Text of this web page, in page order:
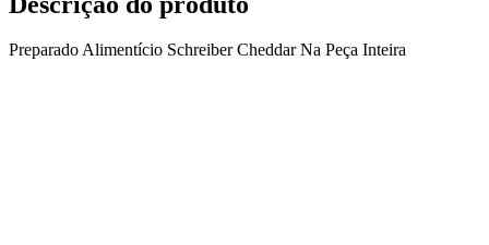
Preparado Alimentício Schreiber Cheddar Na Peça Inteira